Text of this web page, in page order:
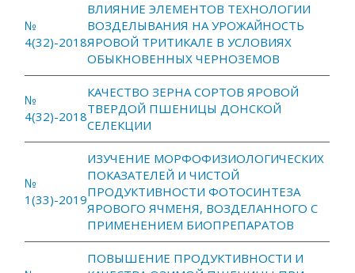
№
4(32)-2018
ВЛИЯНИЕ ЭЛЕМЕНТОВ ТЕХНОЛОГИИ
ВОЗДЕЛЫВАНИЯ НА УРОЖАЙНОСТЬ
ЯРОВОЙ ТРИТИКАЛЕ В УСЛОВИЯХ
ОБЫКНОВЕННЫХ ЧЕРНОЗЕМОВ
№
4(32)-2018
КАЧЕСТВО ЗЕРНА СОРТОВ ЯРОВОЙ
ТВЕРДОЙ ПШЕНИЦЫ ДОНСКОЙ
СЕЛЕКЦИИ
№
1(33)-2019
ИЗУЧЕНИЕ МОРФОФИЗИОЛОГИЧЕСКИХ
ПОКАЗАТЕЛЕЙ И ЧИСТОЙ
ПРОДУКТИВНОСТИ ФОТОСИНТЕЗА
ЯРОВОГО ЯЧМЕНЯ, ВОЗДЕЛАННОГО С
ПРИМЕНЕНИЕМ БИОПРЕПАРАТОВ
ПОВЫШЕНИЕ ПРОДУКТИВНОСТИ И